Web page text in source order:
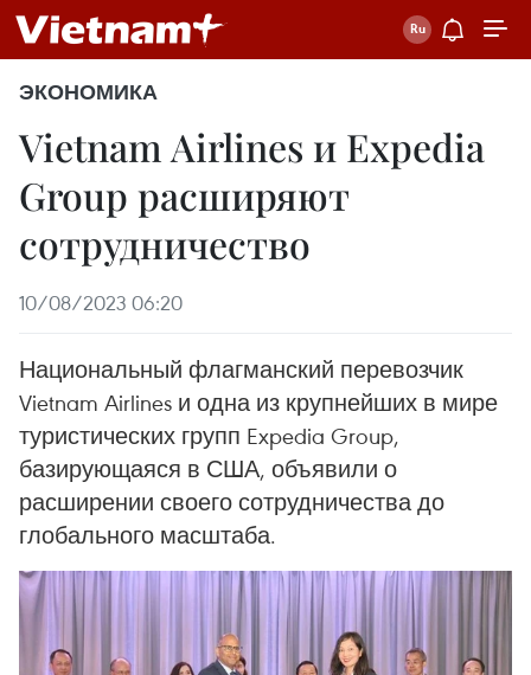
ЭКОНОМИКА
Vietnam Airlines и Expedia
Group расширяют
сотрудничество
10/08/2023 06:20
Национальный флагманский перевозчик
Vietnam Airlines и одна из крупнейших в мире
туристических групп Expedia Group,
базирующаяся в США, объявили о
расширении своего сотрудничества до
глобального масштаба.